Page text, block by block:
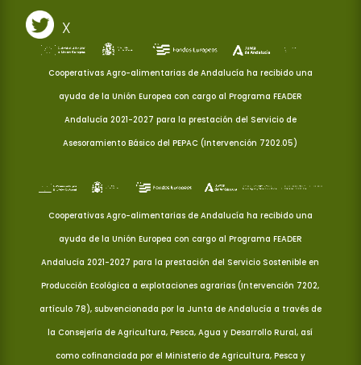
X
Cooperativas Agro-alimentarias de Andalucía ha recibido una
ayuda de la Unión Europea con cargo al Programa FEADER
Andalucía 2021-2027 para la prestación del Servicio de
Asesoramiento Básico del PEPAC (Intervención 7202.05)
Cooperativas Agro-alimentarias de Andalucía ha recibido una
ayuda de la Unión Europea con cargo al Programa FEADER
Andalucía 2021-2027 para la prestación del Servicio Sostenible en
Producción Ecológica a explotaciones agrarias (Intervención 7202,
artículo 78), subvencionada por la Junta de Andalucía a través de
la Consejería de Agricultura, Pesca, Agua y Desarrollo Rural, así
como cofinanciada por el Ministerio de Agricultura, Pesca y